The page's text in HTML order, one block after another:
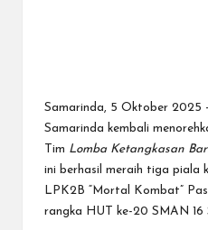
Samarinda, 5 Oktober 2025
Samarinda kembali
Tim Lomba Ketangkasan
ini berhasil meraih tiga piala
LPK2B “Mortal Kombat”
rangka HUT ke-20 SMAN 16